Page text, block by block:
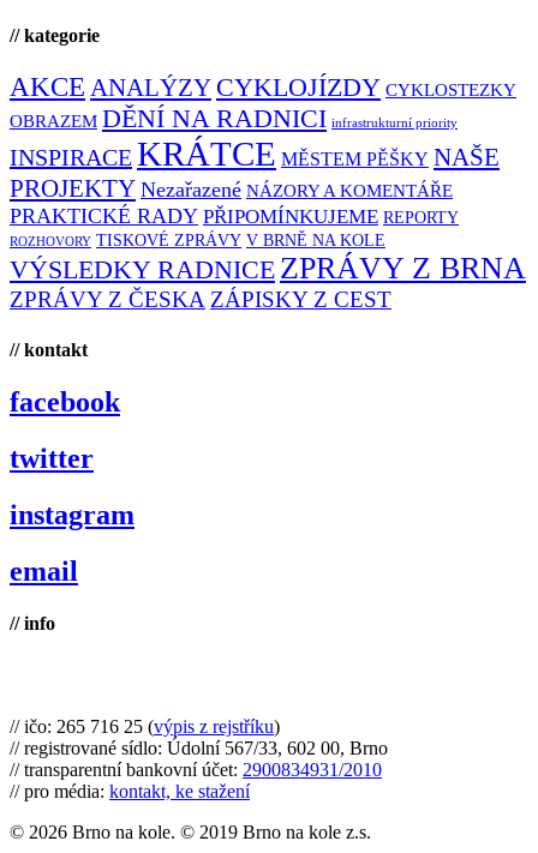
// kategorie
AKCE ANALÝZY CYKLOJÍZDY CYKLOSTEZKY
OBRAZEM DĚNÍ NA RADNICI infrastrukturní priority
INSPIRACEKRÁTCE MĚSTEM PĚŠKY NAŠE
PROJEKTY Nezařazené NÁZORY A KOMENTÁŘE
PRAKTICKÉ RADY PŘIPOMÍNKUJEME REPORTY
ROZHOVORY TISKOVÉ ZPRÁVY V BRNĚ NA KOLE
VÝSLEDKY RADNICE ZPRÁVY Z BRNA
ZPRÁVY Z ČESKA ZÁPISKY Z CEST
// kontakt
facebook
twitter
instagram
email
// info
// ičo: 265 716 25 (výpis z rejstříku)
// registrované sídlo: Údolní 567/33, 602 00, Brno
// transparentní bankovní účet: 2900834931/2010
// pro média: kontakt, ke stažení
© 2026 Brno na kole. © 2019 Brno na kole z.s.